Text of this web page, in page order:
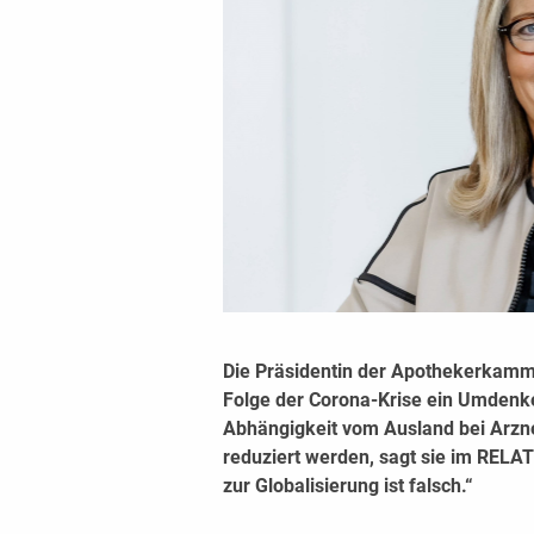
Die Präsidentin der
Folge der Corona-Krise ein
Abhängigkeit vom Ausland bei
reduziert werden, sagt sie im
zur Globalisierung ist falsch.“